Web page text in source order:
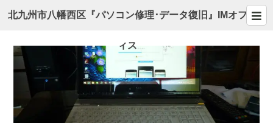
北九州市八幡西区『パソコン修理･データ復旧』IMオフ
ィス